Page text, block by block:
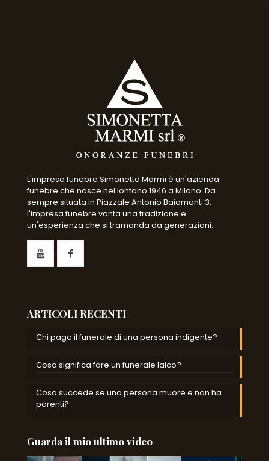
L'impresa funebre Simonetta Marmi è un'azienda
funebre che nasce nel lontano 1946 a Milano. Da
sempre situata in Piazzale Antonio Baiamonti 3,
l'impresa funebre vanta una tradizione e
un'esperienza che si tramanda da generazioni.
ARTICOLI RECENTI
Chi paga il funerale di una persona indigente?
Cosa significa fare un funerale laico?
Cosa succede se una persona muore e non ha
parenti?
Guarda il mio ultimo video